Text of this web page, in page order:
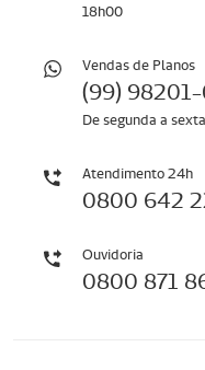
18h00
Vendas de Planos
(99)
De segunda a
Atendimento 24h
0800 642
Ouvidoria
​​​​​​​0800 871